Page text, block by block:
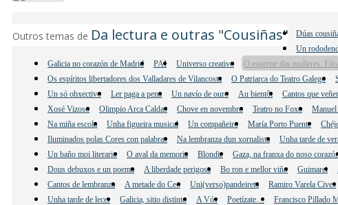
Outros temas de Da lectura e outras "Cousiñas" Dúas
Un
Galicia no corazón de Madrid
PAI Universo creativo O espertar das mulleres.
Os espíritos libertadores dos Valladares de Vilancosta
O Patriarca do Teatro Galego
Un só obxectivo
Ler paga a pena Un navío de ouro Au bientôt Cantos que
Xosé Vizoso
Olimpio Arca Caldas Chove en novembro Teatro no Foxo Manuel
Na miña escola
Unha figueira musical Un compañeiro María Porto Puente
Iluminados polas Cores con palabras
Na lembranza dun xornalista Unha tarde de
Un baño moi literario
O aval da memoria Blondie Gaza, na franxa do noso
Dous debuxos e un poema
A liberdade perigosa Bo ron e mellor viño Guimarei
Cantos de lembranza
A metade do Ceo Uni(verso)pandeireta Ramiro Varela Cives
Unha tarde de lecer
Galicia, sitio distinto A Vós Poetízate… Francisco Pillado